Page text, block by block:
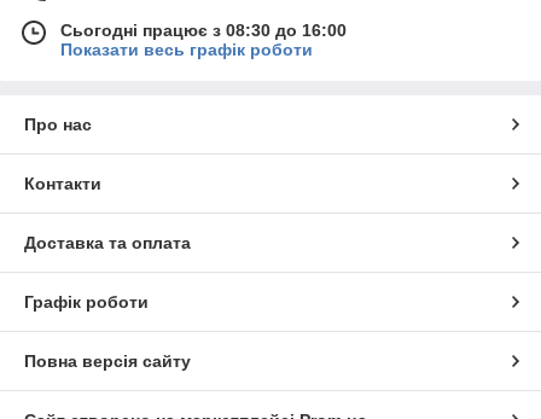
Сьогодні працює з 08:30 до 16:00
Показати весь графік роботи
Про нас
Контакти
Доставка та оплата
Графік роботи
Повна версія сайту